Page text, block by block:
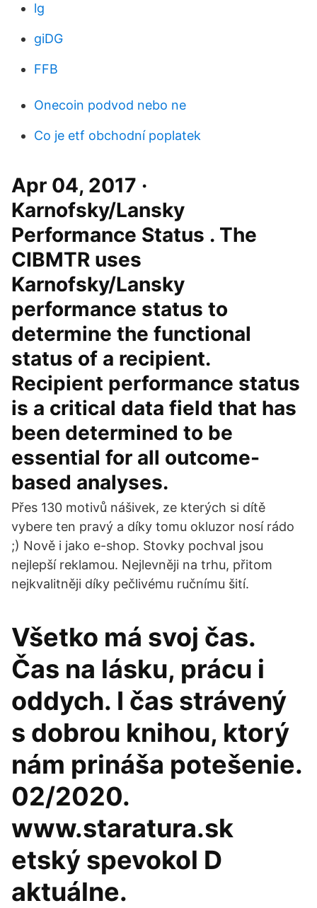
lg
giDG
FFB
Onecoin podvod nebo ne
Co je etf obchodní poplatek
Apr 04, 2017 ·
Karnofsky/Lansky
Performance Status . The
CIBMTR uses
Karnofsky/Lansky
performance status to
determine the functional
status of a recipient.
Recipient performance status
is a critical data field that has
been determined to be
essential for all outcome-
based analyses.
Přes 130 motivů nášivek, ze kterých si dítě
vybere ten pravý a díky tomu okluzor nosí rádo
;) Nově i jako e-shop. Stovky pochval jsou
nejlepší reklamou. Nejlevněji na trhu, přitom
nejkvalitněji díky pečlivému ručnímu šití.
Všetko má svoj čas.
Čas na lásku, prácu i
oddych. I čas strávený
s dobrou knihou, ktorý
nám prináša potešenie.
02/2020.
www.staratura.sk
etský spevokol D
aktuálne.